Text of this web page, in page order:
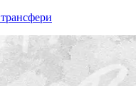
трансфери